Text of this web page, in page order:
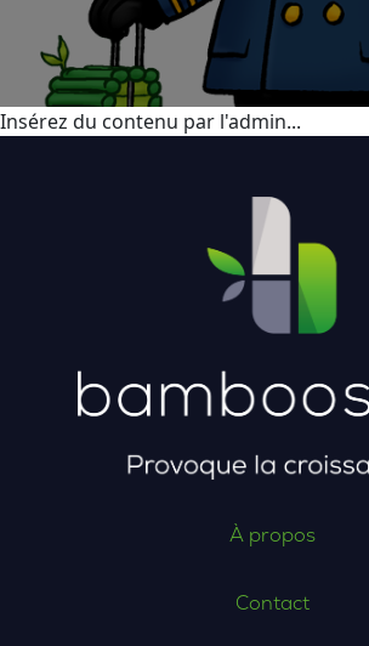
Insérez du contenu par l'admin...
À propos
Contact